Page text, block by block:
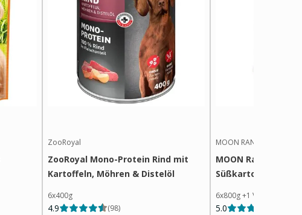
ZooRoyal
ZooRoyal Mono-Protein Rind mit
Kartoffeln, Möhren & Distelöl
6x400g
4.9 (98)
MOON RANGER
MOON Ranger
Süßkartoffeln
6x800g+1 Variante
5.0